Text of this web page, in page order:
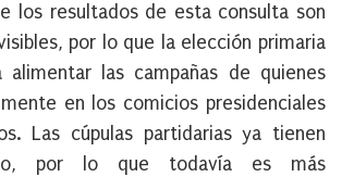
los resultados de esta consulta son
por lo que la elección primaria
alimentar las campañas de quienes
en los comicios presidenciales
Las cúpulas partidarias ya tienen
por lo que todavía es más